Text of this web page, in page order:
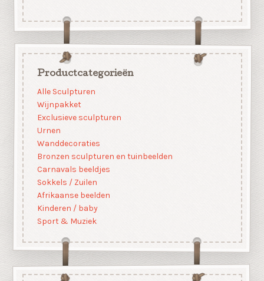
Productcategorieën
Alle Sculpturen
Wijnpakket
Exclusieve sculpturen
Urnen
Wanddecoraties
Bronzen sculpturen en tuinbeelden
Carnavals beeldjes
Sokkels / Zuilen
Afrikaanse beelden
Kinderen / baby
Sport & Muziek